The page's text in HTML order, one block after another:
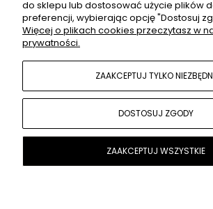
POPULARNE
O NAS
do sklepu lub dostosować użycie plików
preferencji, wybierając opcję "Dostosuj
Więcej o plikach cookies przeczytasz w
prywatności.
ZAAKCEPTUJ TYLKO
DOSTOSUJ ZGODY
ZAAKCEPTUJ WSZYSTKIE